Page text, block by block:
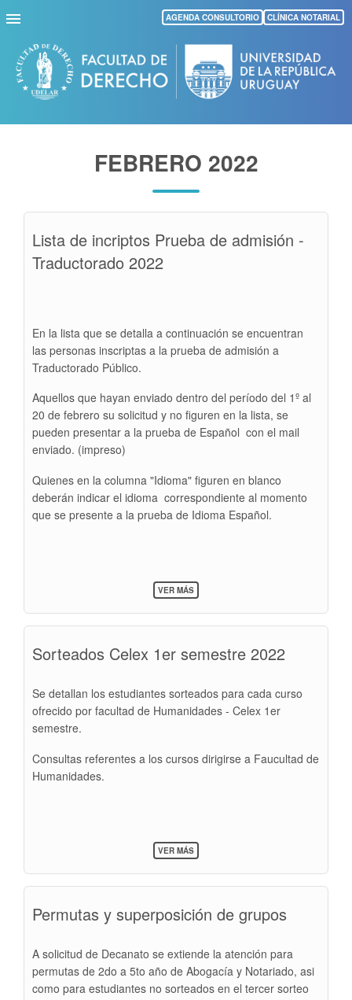
Pasar
al
contenido
principal
AGENDA CONSULTORIO CLÍNICA NOTARIAL
FEBRERO 2022
Lista de incriptos Prueba de admisión -
Traductorado 2022
En la lista que se detalla a continuación se encuentran
las personas inscriptas a la prueba de admisión a
Traductorado Público.
Aquellos que hayan enviado dentro del período del 1º al
20 de febrero su solicitud y no figuren en la lista, se
pueden presentar a la prueba de Español con el mail
enviado. (impreso)
Quienes en la columna "Idioma" figuren en blanco
deberán indicar el idioma correspondiente al momento
que se presente a la prueba de Idioma Español.
VER MÁSSOBRE
LISTA
ADMISIÓN
2022
Sorteados Celex 1er semestre 2022
Se detallan los estudiantes sorteados para cada curso
ofrecido por facultad de Humanidades - Celex 1er
semestre.
Consultas referentes a los cursos dirigirse a Faucultad de
Humanidades.
VER MÁSSOBRE
SORTEADOS
2022
Permutas y superposición de grupos
A solicitud de Decanato se extiende la atención para
permutas de 2do a 5to año de Abogacía y Notariado, asi
como para estudiantes no sorteados en el tercer sorteo